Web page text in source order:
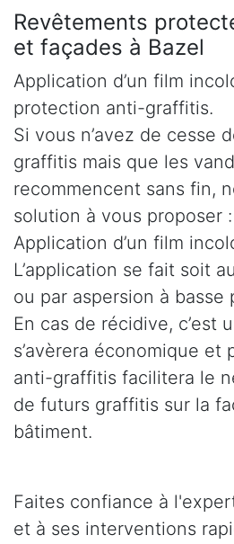
Revêtements
et façades à Bazel
Application d’un film
protection anti-graffitis.
Si vous n’avez de cesse
graffitis mais que les
recommencent sans fin,
solution à vous proposer :
Application d’un film
L’application se fait soit
ou par aspersion à basse
En cas de récidive, c’est
s’avèrera économique et
anti-graffitis facilitera le
de futurs graffitis sur la
bâtiment.
Faites confiance à
et à ses interventions